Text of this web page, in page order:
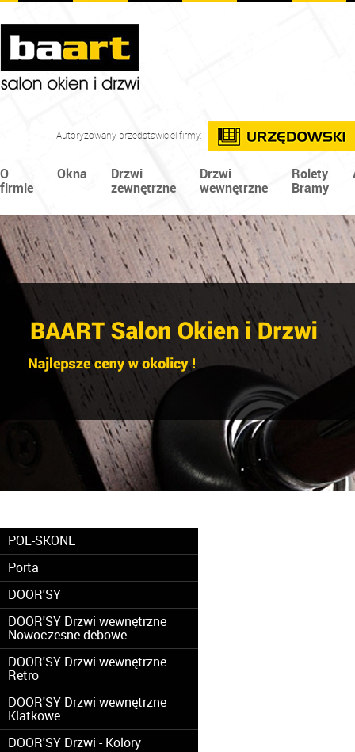
Autoryzowany przedstawiciel firmy:
O
firmie
Okna
Drzwi
zewnętrzne
Drzwi
wewnętrzne
Rolety
Bramy
POL-SKONE
Porta
DOOR'SY
DOOR'SY Drzwi wewnętrzne
Nowoczesne debowe
DOOR'SY Drzwi wewnętrzne
Retro
DOOR'SY Drzwi wewnętrzne
Klatkowe
DOOR'SY Drzwi - Kolory